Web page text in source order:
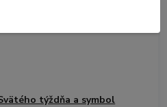
týždňa a symbol